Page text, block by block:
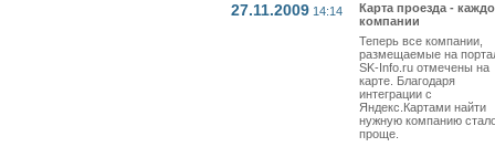
27.11.2009 14:14
Карта проезда -
компании
Теперь все компании,
размещаемые на
SK-Info.ru отмечены на
карте. Благодаря
интеграции с
Яндекс.Картами найти
нужную компанию
проще.